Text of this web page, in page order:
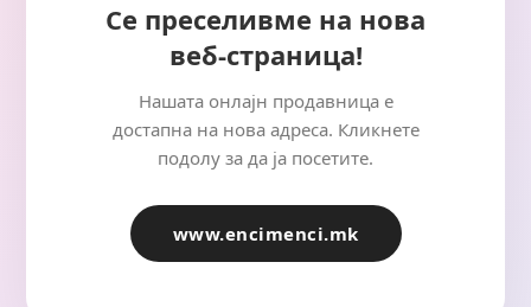
Се преселивме на нова
веб-страница!
Нашата онлајн продавница е
достапна на нова адреса. Кликнете
подолу за да ја посетите.
www.encimenci.mk